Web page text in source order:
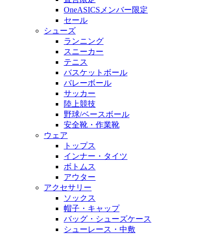
OneASICSメンバー限定
セール
シューズ
ランニング
スニーカー
テニス
バスケットボール
バレーボール
サッカー
陸上競技
野球/ベースボール
安全靴・作業靴
ウェア
トップス
インナー・タイツ
ボトムス
アウター
アクセサリー
ソックス
帽子・キャップ
バッグ・シューズケース
シューレース・中敷